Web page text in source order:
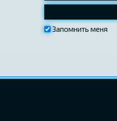
Запомнить меня